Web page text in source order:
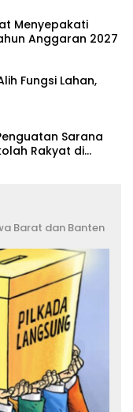
Menyepakati
Anggaran 2027
Fungsi Lahan,
Sarana
Rakyat di
Barat dan Banten